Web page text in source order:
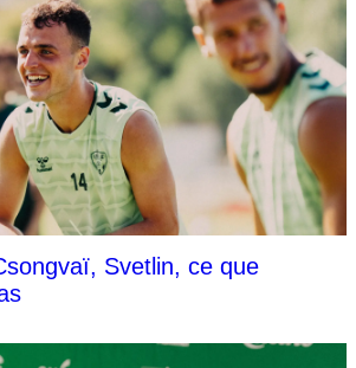
Svetlin, ce que